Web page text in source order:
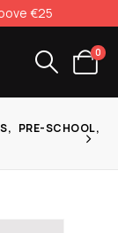
€25
0
, PRE-SCHOOL,